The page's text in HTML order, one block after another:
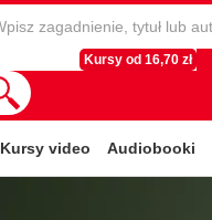
Kursy od 16,70 zł
Kursy video Audiobooki